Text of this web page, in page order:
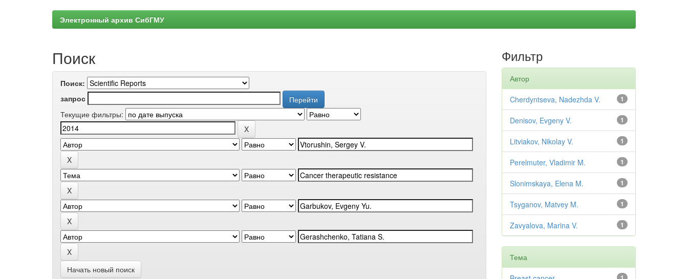
Электронный архив СибГМУ
Поиск
Поиск:
запрос
Текущие фильтры:
Начать новый поиск
Фильтр
Автор
1
Cherdyntseva, Nadezhda V.
1
Denisov, Evgeny V.
1
Litviakov, Nikolay V.
1
Perelmuter, Vladimir M.
1
Slonimskaya, Elena M.
1
Tsyganov, Matvey M.
1
Zavyalova, Marina V.
Тема